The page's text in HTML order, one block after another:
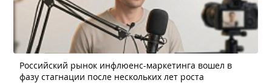
Российский рынок инфлюенс-маркетинга вошел в
фазу стагнации после нескольких лет роста